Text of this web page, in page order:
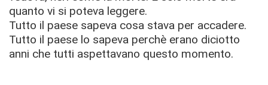
quanto vi si poteva leggere.
Tutto il paese sapeva cosa stava per accadere.
Tutto il paese lo sapeva perchè erano diciotto
anni che tutti aspettavano questo momento.